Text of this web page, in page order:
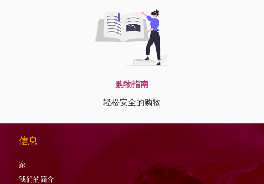
购物指南
轻松安全的购物
信息
家
我们的简介